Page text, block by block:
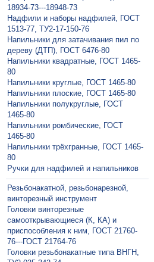
18934-73---18948-73
Надфили и наборы надфилей, ГОСТ
1513-77, ТУ2-17-150-76
Напильники для затачивания пил по
дереву (ДТП), ГОСТ 6476-80
Напильники квадратные, ГОСТ 1465-
80
Напильники круглые, ГОСТ 1465-80
Напильники плоские, ГОСТ 1465-80
Напильники полукруглые, ГОСТ
1465-80
Напильники ромбические, ГОСТ
1465-80
Напильники трёхгранные, ГОСТ 1465-
80
Ручки для надфилей и напильников
Резьбонакатной, резьбонарезной,
винторезный инструмент
Головки винторезные
самооткрывающиеся (К, КА) и
приспособления к ним, ГОСТ 21760-
76---ГОСТ 21764-76
Головки резьбонакатные типа ВНГН,